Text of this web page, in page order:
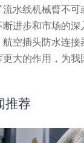
流水线机械臂不可
断进步和市场的深
航空插头防水连接
更大的作用，为我
推荐